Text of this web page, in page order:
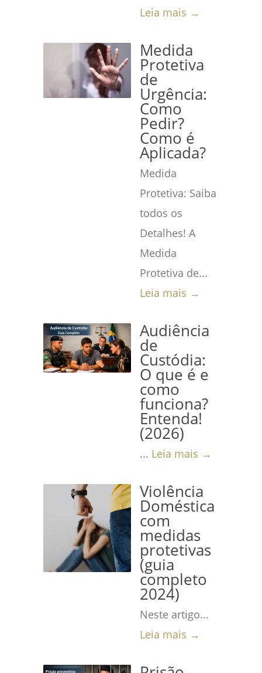
Leia mais →
Medida
Protetiva
de
Urgência:
Como
Pedir?
Como é
Aplicada?
Medida
Protetiva: Saiba
todos os
Detalhes! A
Medida
Protetiva de...
Leia mais →
Audiência
de
Custódia:
O que é e
como
funciona?
Entenda!
(2026)
... Leia mais →
Violência
Doméstica
com
medidas
protetivas
(guia
completo
2024)
Neste artigo...
Leia mais →